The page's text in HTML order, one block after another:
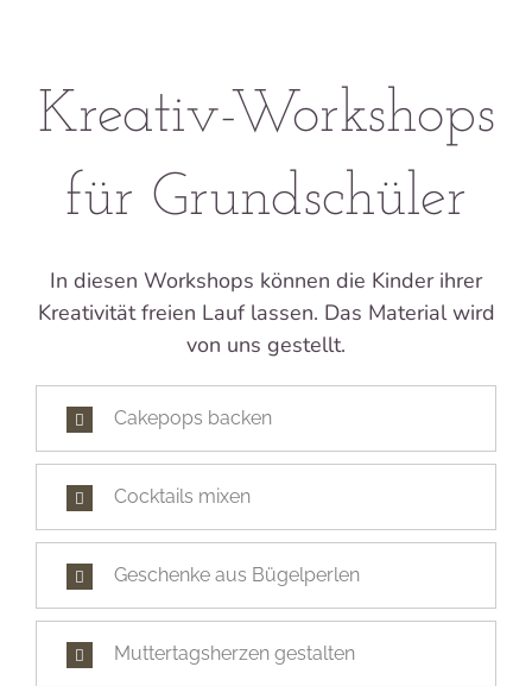
Kreativ-Workshops
für Grundschüler
In diesen Workshops können die Kinder ihrer
Kreativität freien Lauf lassen. Das Material wird
von uns gestellt.
Cakepops backen
Cocktails mixen
Geschenke aus Bügelperlen
Muttertagsherzen gestalten